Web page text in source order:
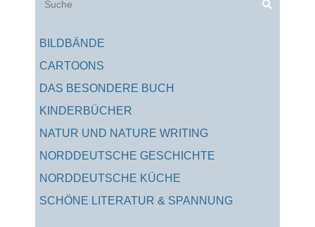
BILDBÄNDE
CARTOONS
DAS BESONDERE BUCH
KINDERBÜCHER
NATUR UND NATURE WRITING
NORDDEUTSCHE GESCHICHTE
NORDDEUTSCHE KÜCHE
SCHÖNE LITERATUR & SPANNUNG